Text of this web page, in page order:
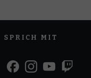
SPRICH MIT